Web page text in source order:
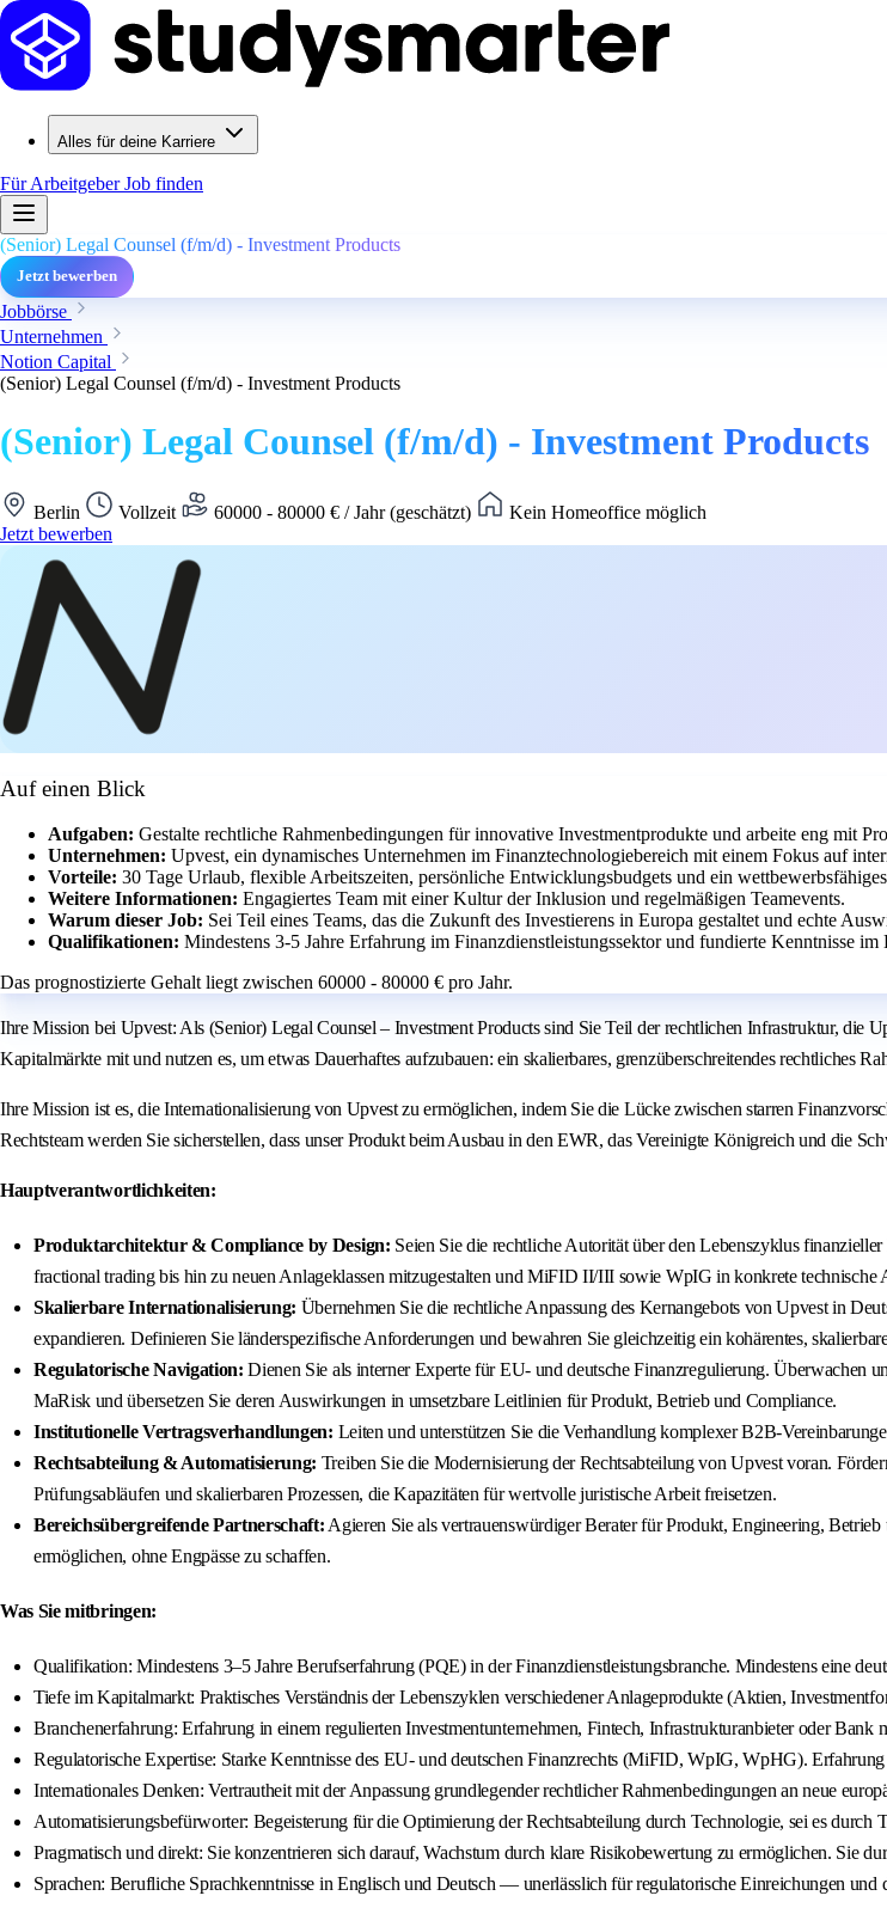
Alles für deine Karriere
Für ArbeitgeberJob finden
(Senior) Legal Counsel (f/m/d) - Investment Products
Jetzt bewerben
Jobbörse
Unternehmen
Notion Capital
(Senior) Legal Counsel (f/m/d) - Investment Products
(Senior) Legal Counsel (f/m/d) - Investment Products
Berlin Vollzeit 60000 - 80000 € / Jahr (geschätzt)
Kein Homeoffice möglich
Jetzt bewerben
Auf einen Blick
Aufgaben: Gestalte rechtliche Rahmenbedingungen für innovative Investmentprodukte und arbeite eng mit
Unternehmen: Upvest, ein dynamisches Unternehmen im Finanztechnologiebereich mit einem Fokus auf
Vorteile: 30 Tage Urlaub, flexible Arbeitszeiten, persönliche Entwicklungsbudgets und ein
Weitere Informationen: Engagiertes Team mit einer Kultur der Inklusion und regelmäßigen Teamevents.
Warum dieser Job: Sei Teil eines Teams, das die Zukunft des Investierens in Europa gestaltet und echte
Qualifikationen: Mindestens 3-5 Jahre Erfahrung im Finanzdienstleistungssektor und fundierte Kenntnisse im
Das prognostizierte Gehalt liegt zwischen 60000 - 80000 € pro Jahr.
Ihre Mission bei Upvest: Als (Senior) Legal Counsel – Investment Products sind Sie Teil der rechtlichen Infrastruktur, die
Kapitalmärkte mit und nutzen es, um etwas Dauerhaftes aufzubauen: ein skalierbares, grenzüberschreitendes rechtliches
Ihre Mission ist es, die Internationalisierung von Upvest zu ermöglichen, indem Sie die Lücke zwischen starren
Rechtsteam werden Sie sicherstellen, dass unser Produkt beim Ausbau in den EWR, das Vereinigte Königreich und die
Hauptverantwortlichkeiten:
Produktarchitektur & Compliance by Design: Seien Sie die rechtliche Autorität über den Lebenszyklus
fractional trading bis hin zu neuen Anlageklassen mitzugestalten und MiFID II/III sowie WpIG in konkrete
Skalierbare Internationalisierung: Übernehmen Sie die rechtliche Anpassung des Kernangebots von Upvest in
expandieren. Definieren Sie länderspezifische Anforderungen und bewahren Sie gleichzeitig ein kohärentes,
Regulatorische Navigation: Dienen Sie als interner Experte für EU- und deutsche Finanzregulierung.
MaRisk und übersetzen Sie deren Auswirkungen in umsetzbare Leitlinien für Produkt, Betrieb und Compliance.
Institutionelle Vertragsverhandlungen: Leiten und unterstützen Sie die Verhandlung komplexer B2B-
Rechtsabteilung & Automatisierung: Treiben Sie die Modernisierung der Rechtsabteilung von Upvest voran.
Prüfungsabläufen und skalierbaren Prozessen, die Kapazitäten für wertvolle juristische Arbeit freisetzen.
Bereichsübergreifende Partnerschaft: Agieren Sie als vertrauenswürdiger Berater für Produkt, Engineering,
ermöglichen, ohne Engpässe zu schaffen.
Was Sie mitbringen:
Qualifikation: Mindestens 3–5 Jahre Berufserfahrung (PQE) in der Finanzdienstleistungsbranche. Mindestens eine
Tiefe im Kapitalmarkt: Praktisches Verständnis der Lebenszyklen verschiedener Anlageprodukte (Aktien,
Branchenerfahrung: Erfahrung in einem regulierten Investmentunternehmen, Fintech, Infrastrukturanbieter oder Bank
Regulatorische Expertise: Starke Kenntnisse des EU- und deutschen Finanzrechts (MiFID, WpIG, WpHG).
Internationales Denken: Vertrautheit mit der Anpassung grundlegender rechtlicher Rahmenbedingungen an neue
Automatisierungsbefürworter: Begeisterung für die Optimierung der Rechtsabteilung durch Technologie, sei es durch
Pragmatisch und direkt: Sie konzentrieren sich darauf, Wachstum durch klare Risikobewertung zu ermöglichen. Sie
Sprachen: Berufliche Sprachkenntnisse in Englisch und Deutsch — unerlässlich für regulatorische Einreichungen und